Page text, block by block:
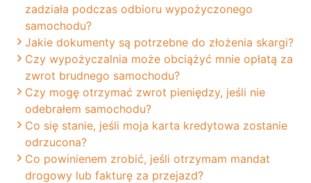
zadziała podczas odbioru wypożyczonego
samochodu?
Jakie dokumenty są potrzebne do złożenia skargi?
Czy wypożyczalnia może obciążyć mnie opłatą za
zwrot brudnego samochodu?
Czy mogę otrzymać zwrot pieniędzy, jeśli nie
odebrałem samochodu?
Co się stanie, jeśli moja karta kredytowa zostanie
odrzucona?
Co powinienem zrobić, jeśli otrzymam mandat
drogowy lub fakturę za przejazd?